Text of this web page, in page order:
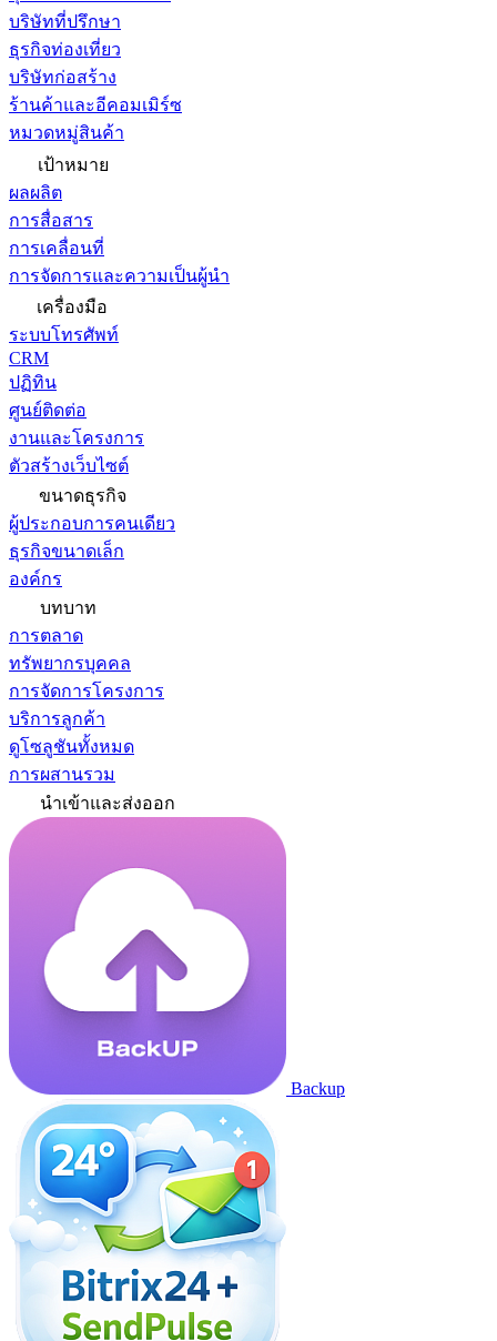
บริษัทที่ปรึกษา
ธุรกิจท่องเที่ยว
บริษัทก่อสร้าง
ร้านค้าและอีคอมเมิร์ซ
หมวดหมู่สินค้า
เป้าหมาย
ผลผลิต
การสื่อสาร
การเคลื่อนที่
การจัดการและความเป็นผู้นำ
เครื่องมือ
ระบบโทรศัพท์
CRM
ปฏิทิน
ศูนย์ติดต่อ
งานและโครงการ
ตัวสร้างเว็บไซต์
ขนาดธุรกิจ
ผู้ประกอบการคนเดียว
ธุรกิจขนาดเล็ก
องค์กร
บทบาท
การตลาด
ทรัพยากรบุคคล
การจัดการโครงการ
บริการลูกค้า
ดูโซลูชันทั้งหมด
การผสานรวม
นำเข้าและส่งออก
Backup